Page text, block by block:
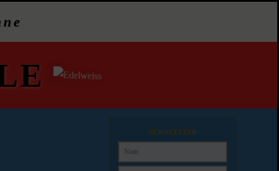
NEWSLETTER